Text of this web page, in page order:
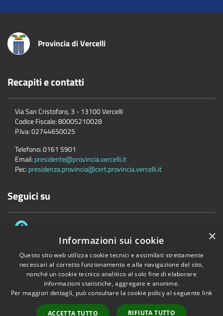
Provincia di Vercelli
Recapiti e contatti
Via San Cristoforo, 3 - 13100 Vercelli
Codice Fiscale:80005210028
P.Iva:02744650025
Telefono:0161 5901
Email: presidente@provincia.vercelli.it
Pec: presidenza.provincia@cert.provincia.vercelli.it
Seguici su
Accessibilità Privacy Cookie
Mappa del sito
Dichiarazione di accessibilità e meccanismo di feedback
Accesso redazione
×
Informazioni sui cookie
Questo sito web utilizza cookie tecnici e assimilati strettamente
necessari al corretto funzionamento e alla navigazione del sito,
nonché un cookie tecnico analitico al solo fine di elaborare
informazioni statistiche, aggregate e anonime.
Per maggiori dettagli, può consultare la cookie policy al seguente link
ACCETTA TUTTO RIFIUTA TUTTO